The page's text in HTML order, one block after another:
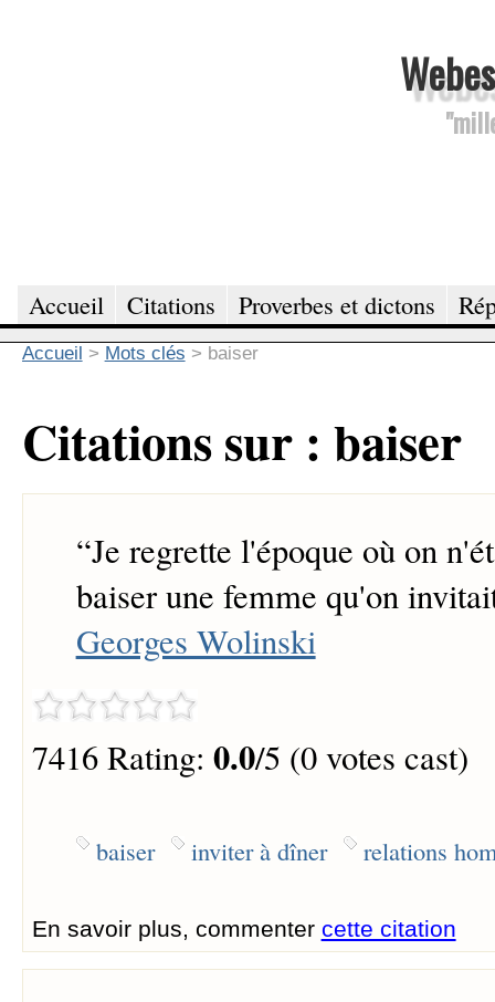
Accueil Citations Proverbes et dictons
Accueil > Mots clés > baiser
Citations sur : baiser
“Je regrette l'époque où on
baiser une femme qu'on
Georges Wolinski
7416 Rating: 0.0/5 (0 votes cast)
baiser inviter à dîner relations
En savoir plus, commenter cette citation